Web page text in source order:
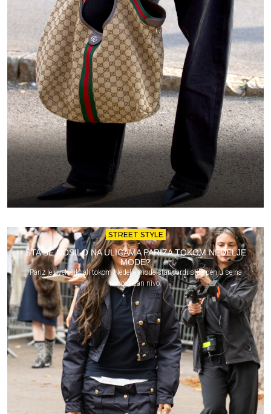
STREET STYLE
ŠTA SE NOSILO NA ULICAMA PARIZA TOKOM NEDELJE
MODE?
Pariz je uvek šik, ali tokom Nedelje mode standardi stila penju se na
nedostižan nivo.